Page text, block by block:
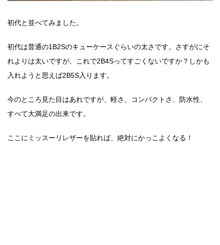
初代と並べてみました。
初代は普通の1B2Sのキューケースぐらいの太さです。さすがにそ
れよりは太いですが、これで2B4Sってすごくないですか？しかも
入れようと思えば2B5S入ります。
今のところ見た目はあれですが、軽さ、コンパクトさ、防水性、
すべて大満足の出来です。
ここにミッスーリレザーを貼れば、絶対にかっこよくなる！